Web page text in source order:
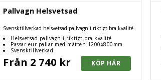
Pallvagn Helsvetsad
Svensktillverkad helsvetsad pallvagn i riktigt bra kvalité.
Helsvetsad pallvagn i riktigt bra kvalité
Passar eur-pallar med måtten 1200x800mm
Svensktillverkad
Från 2 740 kr